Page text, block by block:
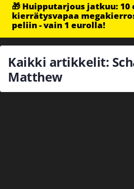
🎁 Huipputarjous jatkuu: 10
kierrätysvapaa
peliin - vain 1 eurolla!
Kaikki artikkelit:
Matthew